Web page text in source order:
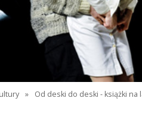
» Od deski do deski - książki na